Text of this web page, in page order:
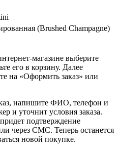
(Brushed Champagne)
магазине выберите
его в корзину. Далее
на «Оформить заказ» или
напишите ФИО, телефон и
и уточнит условия заказа.
подтверждение
через СМС. Теперь останется
новой покупке.